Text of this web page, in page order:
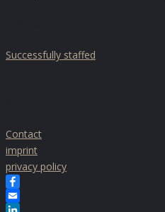
Successfully staffed
Contact
imprint
privacy policy
Facebook